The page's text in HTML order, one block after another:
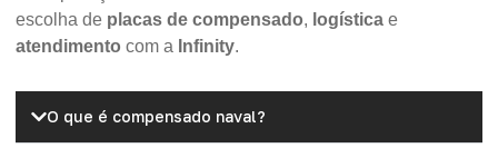
escolha de placas de compensado, logística e
atendimento com a Infinity.
O que é compensado naval?